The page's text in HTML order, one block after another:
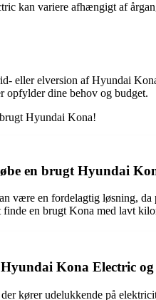
kan variere afhængigt af
eller elversion af Hyundai
opfylder dine behov og budget.
Hyundai Kona!
en brugt Hyundai
være en fordelagtig løsning,
en brugt Kona med lavt
Kona Electric
kører udelukkende på